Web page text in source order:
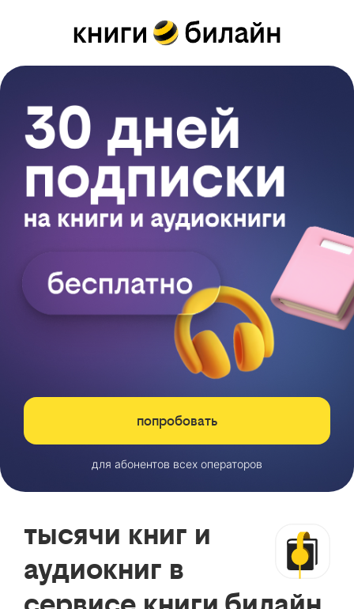
попробовать
для абонентов всех операторов
тысячи книг и
аудиокниг в